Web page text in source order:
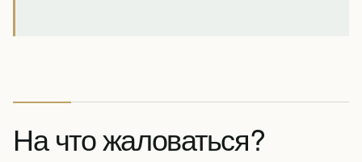
На что жаловаться?